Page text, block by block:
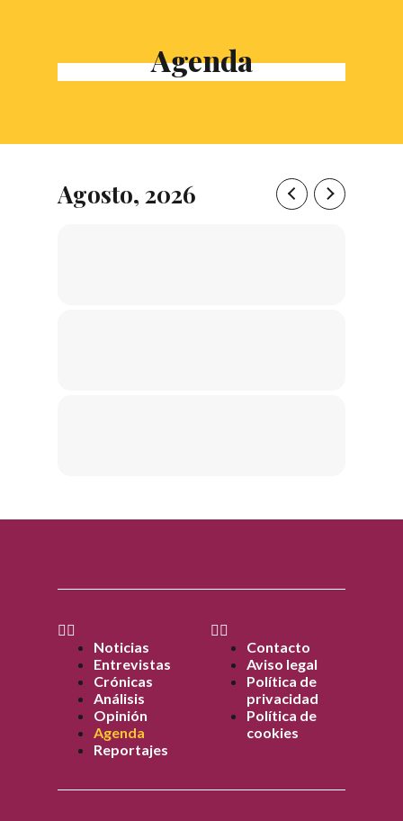
Agenda
Agosto, 2026
Noticias
Entrevistas
Crónicas
Análisis
Opinión
Agenda
Reportajes
Contacto
Aviso legal
Política de
privacidad
Política de
cookies